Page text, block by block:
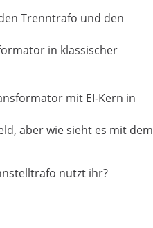
Trenntrafo und den
in klassischer
mit EI-Kern in
aber wie sieht es mit dem
nutzt ihr?